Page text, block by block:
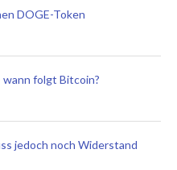
DOGE-Token
folgt Bitcoin?
jedoch noch Widerstand